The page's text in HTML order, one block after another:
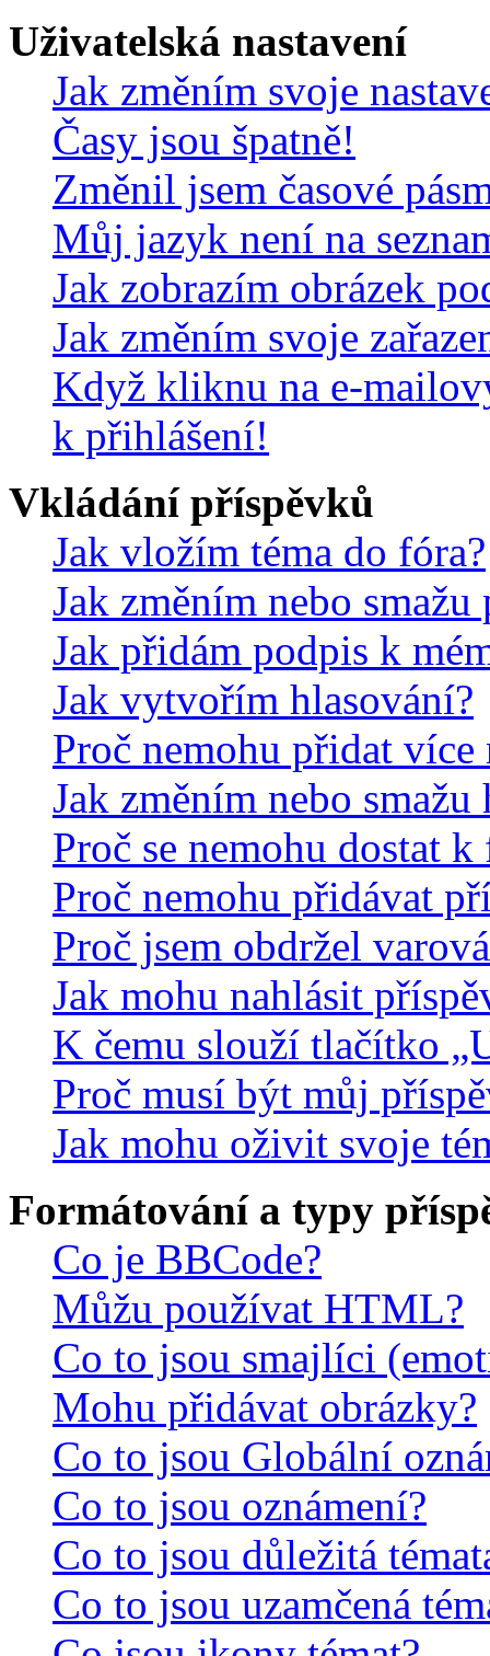
Uživatelská nastavení
Jak změním svoje
Časy jsou špatně!
Změnil jsem časové
Můj jazyk není na
Jak zobrazím obrázek
Jak změním svoje
Když kliknu na e-
k přihlášení!
Vkládání příspěvků
Jak vložím téma do fóra?
Jak změním nebo smažu
Jak přidám podpis k
Jak vytvořím hlasování?
Proč nemohu přidat
Jak změním nebo smažu
Proč se nemohu dostat k
Proč nemohu přidávat
Proč jsem obdržel
Jak mohu nahlásit
K čemu slouží tlačítko
Proč musí být můj
Jak mohu oživit svoje
Formátování a typy
Co je BBCode?
Můžu používat HTML?
Co to jsou smajlíci
Mohu přidávat obrázky?
Co to jsou Globální
Co to jsou oznámení?
Co to jsou důležitá
Co to jsou uzamčená